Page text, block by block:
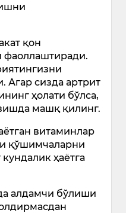
қон
Агар сизда артрит
ҳолати бўлса,
машқ қилинг.
витаминлар
қўшимчаларни
ҳаётга
алдамчи бўлиши